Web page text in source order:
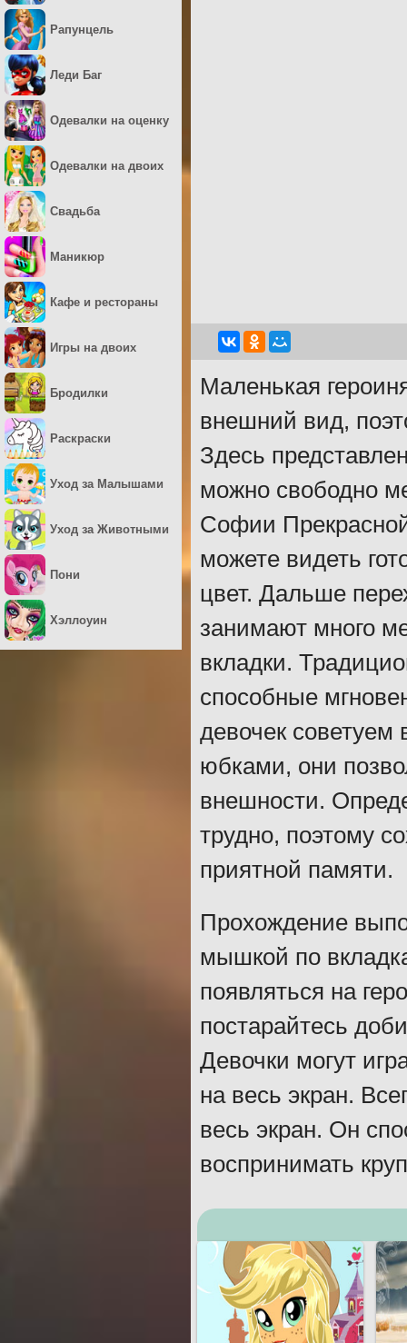
Маленькая
внешний вид,
Здесь
можно свободно
Софии
можете видеть
цвет. Дальше
занимают много
вкладки.
способные
девочек советуем
юбками, они
внешности.
трудно, поэтому
приятной памяти.
Прохождение
мышкой по
появляться на
постарайтесь
Девочки могут
на весь экран.
весь экран. Он
воспринимать
Рапунцель
Леди Баг
Одевалки на оценку
Одевалки на двоих
Свадьба
Маникюр
Кафе и рестораны
Игры на двоих
Бродилки
Раскраски
Уход за Малышами
Уход за Животными
Пони
Хэллоуин